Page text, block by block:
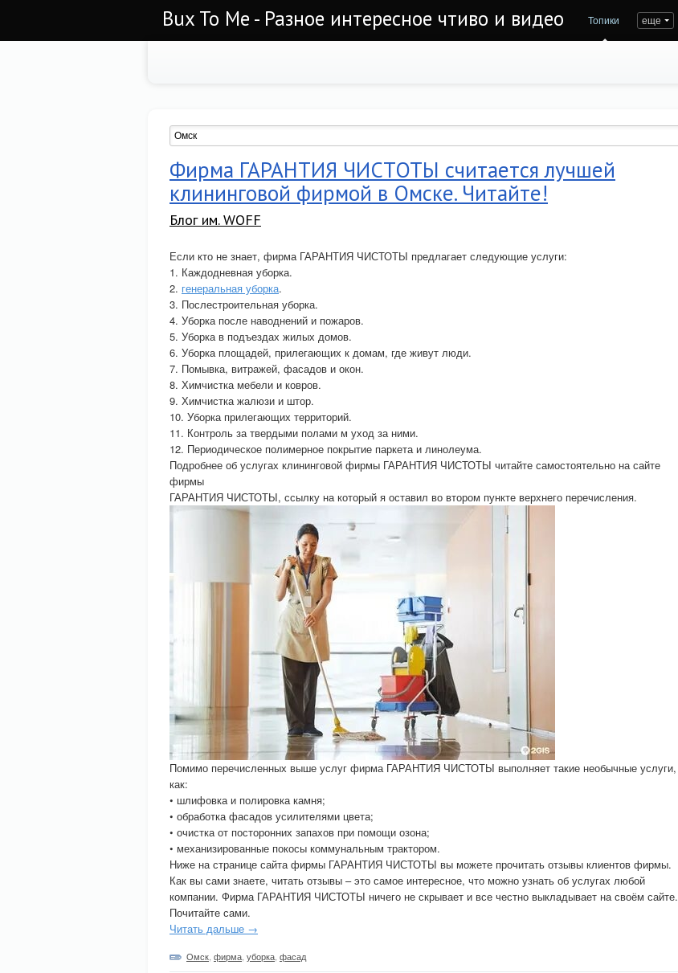
Bux To Me - Разное интересное чтиво и видео Топики еще
Фирма ГАРАНТИЯ ЧИСТОТЫ считается лучшей
клининговой фирмой в Омске. Читайте!
Блог им. WOFF
Если кто не знает, фирма ГАРАНТИЯ ЧИСТОТЫ предлагает следующие услуги:
1. Каждодневная уборка.
2. генеральная уборка.
3. Послестроительная уборка.
4. Уборка после наводнений и пожаров.
5. Уборка в подъездах жилых домов.
6. Уборка площадей, прилегающих к домам, где живут люди.
7. Помывка, витражей, фасадов и окон.
8. Химчистка мебели и ковров.
9. Химчистка жалюзи и штор.
10. Уборка прилегающих территорий.
11. Контроль за твердыми полами м уход за ними.
12. Периодическое полимерное покрытие паркета и линолеума.
Подробнее об услугах клининговой фирмы ГАРАНТИЯ ЧИСТОТЫ читайте самостоятельно на сайте
фирмы
ГАРАНТИЯ ЧИСТОТЫ, ссылку на который я оставил во втором пункте верхнего перечисления.
Помимо перечисленных выше услуг фирма ГАРАНТИЯ ЧИСТОТЫ выполняет такие необычные услуги,
как:
• шлифовка и полировка камня;
• обработка фасадов усилителями цвета;
• очистка от посторонних запахов при помощи озона;
• механизированные покосы коммунальным трактором.
Ниже на странице сайта фирмы ГАРАНТИЯ ЧИСТОТЫ вы можете прочитать отзывы клиентов фирмы.
Как вы сами знаете, читать отзывы – это самое интересное, что можно узнать об услугах любой
компании. Фирма ГАРАНТИЯ ЧИСТОТЫ ничего не скрывает и все честно выкладывает на своём сайте.
Почитайте сами.
Читать дальше →
Омск фирма уборка фасад